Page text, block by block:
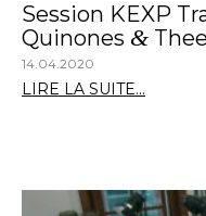
Session KEXP
Quinones &
14.04.2020
LIRE LA SUITE...